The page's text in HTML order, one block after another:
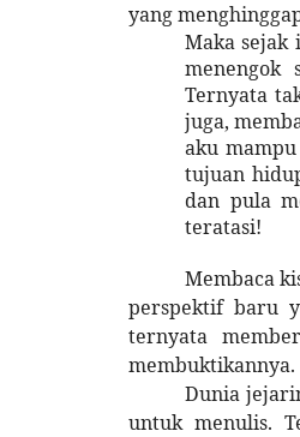
yang
Maka sejak
menengok
Ternyata
juga,
aku
tujuan
dan pula
teratasi!
Membaca
perspektif baru
ternyata
membuktikannya.
Dunia
untuk menulis.